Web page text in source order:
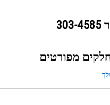
303-4585
מפורטים